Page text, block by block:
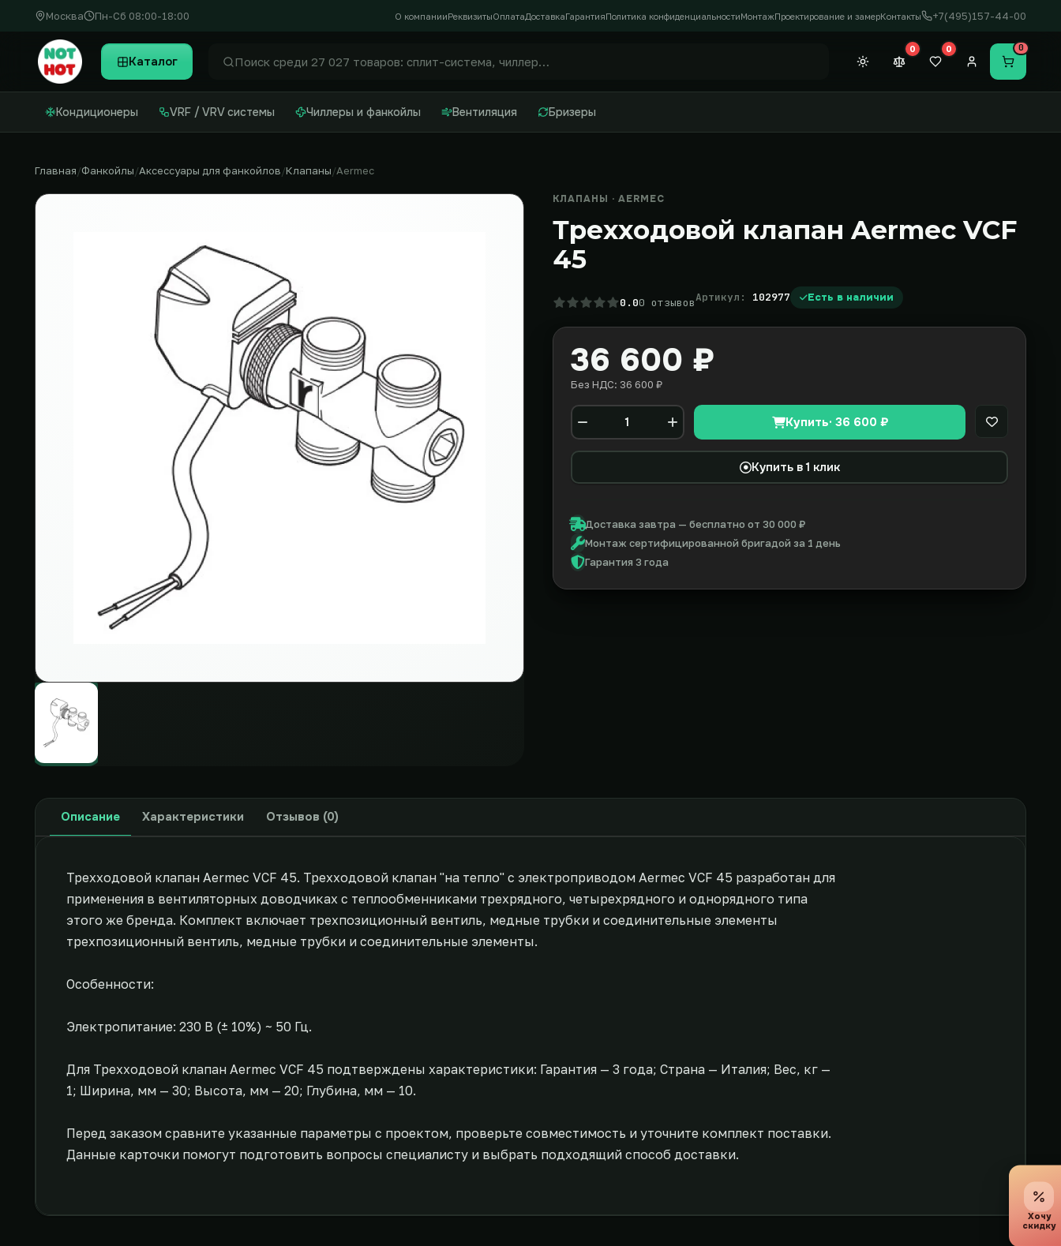
Москва Пн-Сб 08:00-18:00 О компанииРеквизитыОплатаДоставкаГарантияПолитика конфиденциальностиМонтажПроектирование и замерКонтакты +7(495)157-44-00
Каталог Найти Темная тема
0 0
Перейти
0
Кондиционеры VRF / VRV системы Чиллеры и фанкойлы Вентиляция Бризеры
Главная Фанкойлы Аксессуары для фанкойлов Клапаны Aermec
КЛАПАНЫ · AERMEC
Трехходовой клапан Aermec VCF
45
0.00 отзывовАртикул: 102977 Есть в наличии
36 600 ₽
Без НДС: 36 600 ₽
Количество Купить· 36 600 ₽ В закладки
Купить в 1 клик
Доставка завтра — бесплатно от 30 000 ₽
Монтаж сертифицированной бригадой за 1 день
Гарантия 3 года
Описание Характеристики Отзывов (0)
Трехходовой клапан Aermec VCF 45. Трехходовой клапан "на тепло" с электроприводом Aermec VCF 45 разработан для
применения в вентиляторных доводчиках с теплообменниками трехрядного, четырехрядного и однорядного типа
этого же бренда. Комплект включает трехпозиционный вентиль, медные трубки и соединительные элементы
трехпозиционный вентиль, медные трубки и соединительные элементы.
Особенности:
Электропитание: 230 В (± 10%) ~ 50 Гц.
Для Трехходовой клапан Aermec VCF 45 подтверждены характеристики: Гарантия — 3 года; Страна — Италия; Вес, кг —
1; Ширина, мм — 30; Высота, мм — 20; Глубина, мм — 10.
Перед заказом сравните указанные параметры с проектом, проверьте совместимость и уточните комплект поставки.
Данные карточки помогут подготовить вопросы специалисту и выбрать подходящий способ доставки.
Хочу
скидку